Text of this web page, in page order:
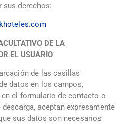
sus derechos:
DE LA
EL USUARIO
de las casillas
datos en los campos,
el formulario de contacto o
aceptan expresamente
sus datos son necesarios